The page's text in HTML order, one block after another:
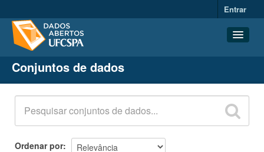
Entrar
Conjuntos de dados
Organizações
Grupos
Sobre
Conjuntos de dados
Ordenar por